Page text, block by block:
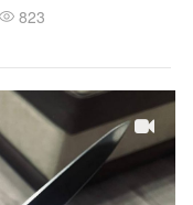
823